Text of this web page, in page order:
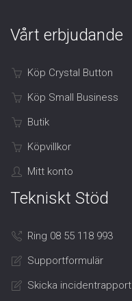
Vårt erbjudande
Köp Crystal Button
Köp Small Business
Butik
Köpvillkor
Mitt konto
Tekniskt Stöd
Ring 08 55 118 993
Supportformulär
Skicka incidentrapport